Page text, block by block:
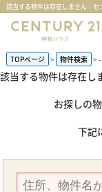
該当する物件は存在しません｜セ
TOPページ 物件検索 -
該当する物件は存在し
お探しの
下記